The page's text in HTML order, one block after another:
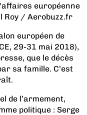
européenne
Roy / Aerobuzz.fr
européen de
29-31 mai 2018),
que le décès
sa famille. C’est
de l’armement,
politique : Serge